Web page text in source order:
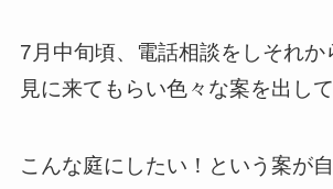
7月中旬頃、電話相談をしそれか
見に来てもらい色々な案を出し
こんな庭にしたい！という案が